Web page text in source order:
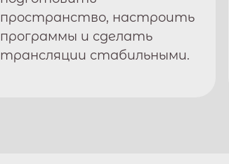
пространство, настроить
программы и сделать
трансляции стабильными.